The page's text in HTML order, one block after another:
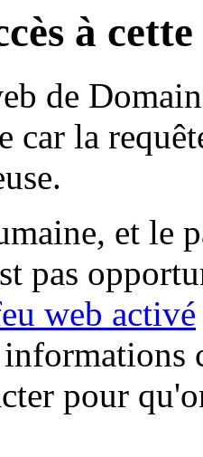
à
de
car la
et le
pas
web activé
pour